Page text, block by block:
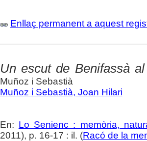
Enllaç permanent a aquest
Un escut de Benifassà
Muñoz i Sebastià
Muñoz i Sebastià, Joan Hilari
En: Lo Senienc : memòria,
2011), p. 16-17 : il. (Racó de la